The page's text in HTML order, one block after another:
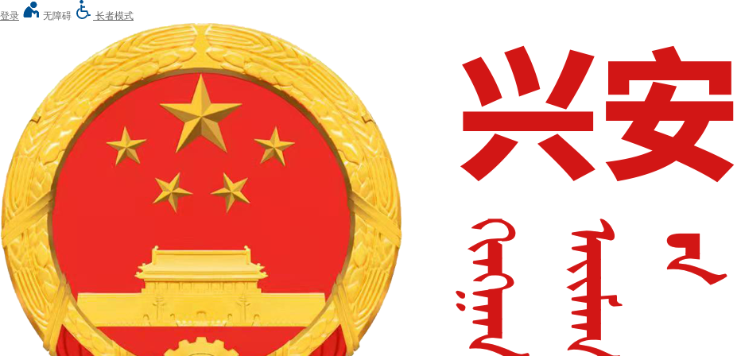
登录 无障碍 长者模式